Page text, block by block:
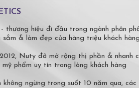
thương hiệu đi đầu trong ngành phân
sắm & làm đẹp của hàng triệu khách
Nuty đã mở rộng thị phần & nhanh
phẩm uy tín trong lòng khách hàng
không ngừng trong suốt 10 năm qua,